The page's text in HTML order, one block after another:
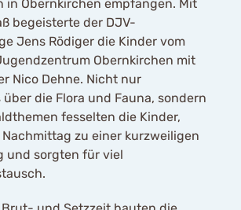
in Obernkirchen empfangen. Mit
begeisterte der DJV-
Jens Rödiger die Kinder vom
Obernkirchen mit
Nico Dehne. Nicht nur
die Flora und Fauna, sondern
fesselten die Kinder,
zu einer kurzweiligen
und sorgten für viel